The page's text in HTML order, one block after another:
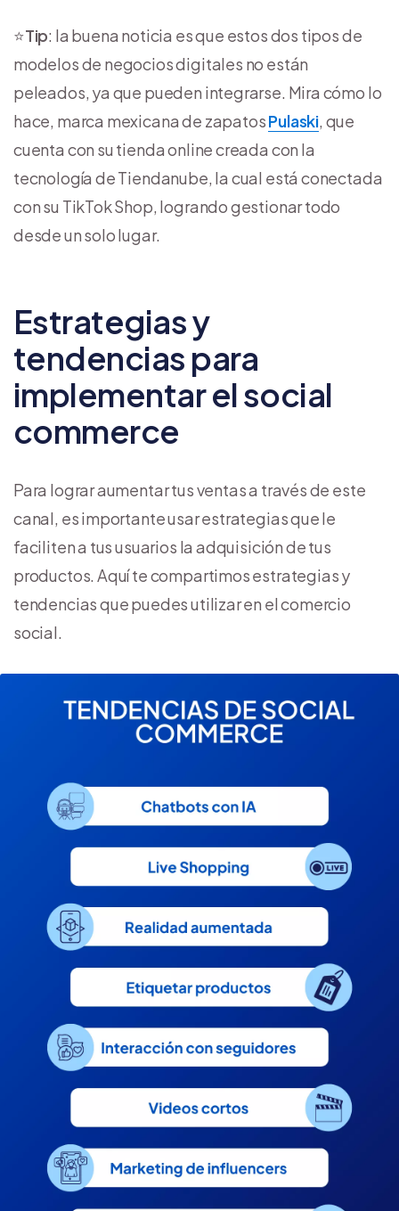
⭐Tip: la buena noticia es que estos dos tipos de
modelos de negocios digitales no están
peleados, ya que pueden integrarse. Mira cómo lo
hace, marca mexicana de zapatosPulaski, que
cuenta con su tienda online creada con la
tecnología de Tiendanube, la cual está conectada
con su TikTok Shop, logrando gestionar todo
desde un solo lugar.
Estrategias y
tendencias para
implementar el social
commerce
Para lograr aumentar tus ventas a través de este
canal, es importante usar estrategias que le
faciliten a tus usuarios la adquisición de tus
productos. Aquí te compartimos estrategias y
tendencias que puedes utilizar en el comercio
social.